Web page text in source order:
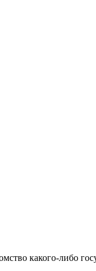
какого-либо